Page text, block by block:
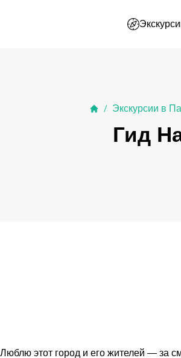
/ Экскурсии в
Гид
этот город и его жителей — за